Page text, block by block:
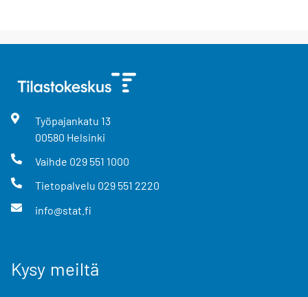
Työpajankatu 13
00580 Helsinki
Vaihde 029 551 1000
Tietopalvelu 029 551 2220
info@stat.fi
Kysy meiltä